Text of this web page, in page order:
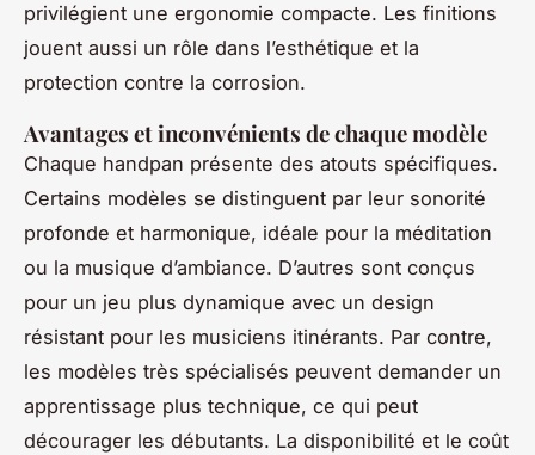
privilégient une ergonomie compacte. Les finitions
jouent aussi un rôle dans l’esthétique et la
protection contre la corrosion.
Avantages et inconvénients de chaque modèle
Chaque handpan présente des atouts spécifiques.
Certains modèles se distinguent par leur sonorité
profonde et harmonique, idéale pour la méditation
ou la musique d’ambiance. D’autres sont conçus
pour un jeu plus dynamique avec un design
résistant pour les musiciens itinérants. Par contre,
les modèles très spécialisés peuvent demander un
apprentissage plus technique, ce qui peut
décourager les débutants. La disponibilité et le coût